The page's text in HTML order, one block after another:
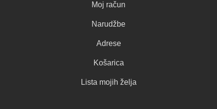
Moj račun
Narudžbe
Adrese
Košarica
Lista mojih želja